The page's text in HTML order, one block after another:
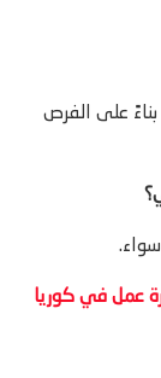
بناءً على الفرص
عمل في كوريا